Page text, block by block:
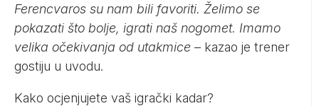
Ferencvaros su nam bili favoriti. Želimo se
pokazati što bolje, igrati naš nogomet. Imamo
velika očekivanja od utakmice – kazao je trener
gostiju u uvodu.
Kako ocjenjujete vaš igrački kadar?